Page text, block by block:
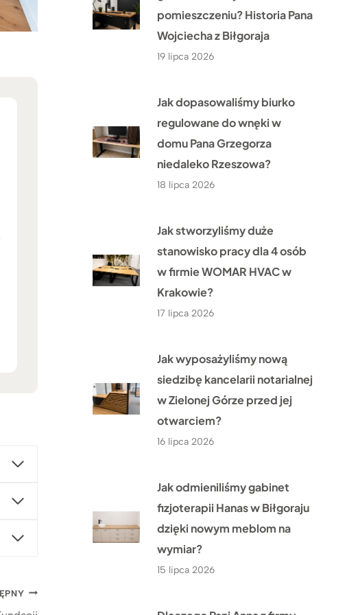
pomieszczeniu? Historia Pana
Wojciecha z Biłgoraja
19 lipca 2026
Jak dopasowaliśmy biurko
regulowane do wnęki w
domu Pana Grzegorza
niedaleko Rzeszowa?
18 lipca 2026
Jak stworzyliśmy duże
stanowisko pracy dla 4 osób
w firmie WOMAR HVAC w
Krakowie?
17 lipca 2026
Jak wyposażyliśmy nową
siedzibę kancelarii notarialnej
w Zielonej Górze przed jej
otwarciem?
16 lipca 2026
Jak odmieniliśmy gabinet
fizjoterapii Hanas w Biłgoraju
dzięki nowym meblom na
wymiar?
15 lipca 2026